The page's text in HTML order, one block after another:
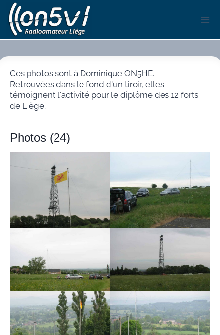
Aller
au
contenu
Ces photos sont à Dominique ON5HE.
Retrouvées dans le fond d'un tiroir, elles
témoignent l'activité pour le diplôme des 12 forts
de Liège.
Photos (24)